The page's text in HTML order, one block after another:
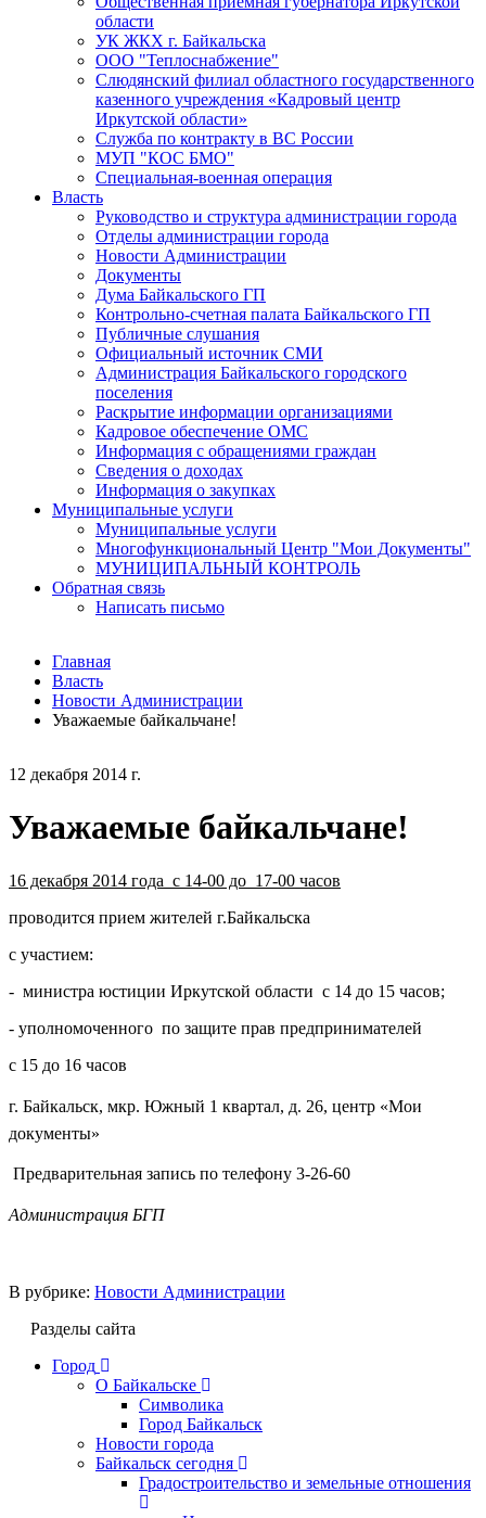
12 декабря 2014 г.
Уважаемые байкальчане!
16 декабря 2014 года с 14-00 до 17-00 часов
проводится прием жителей г.Байкальска
с участием:
- министра юстиции Иркутской области с 14 до 15 часов;
- уполномоченного по защите прав предпринимателей
с 15 до 16 часов
г. Байкальск, мкр. Южный 1 квартал, д. 26, центр «Мои
документы»
Предварительная запись по телефону 3-26-60
Администрация БГП
В рубрике: Новости Администрации
Разделы сайта
Город
О Байкальске
Символика
Город Байкальск
Новости города
Байкальск сегодня
Градостроительство и земельные отношения
области
УК ЖКХ г. Байкальска
ООО "Теплоснабжение"
Слюдянский филиал областного государственного
казенного учреждения «Кадровый центр
Иркутской области»
Служба по контракту в ВС России
МУП "КОС БМО"
Специальная-военная операция
Власть
Руководство и структура администрации города
Отделы администрации города
Новости Администрации
Документы
Дума Байкальского ГП
Контрольно-счетная палата Байкальского ГП
Публичные слушания
Официальный источник СМИ
Администрация Байкальского городского
поселения
Раскрытие информации организациями
Кадровое обеспечение ОМС
Информация с обращениями граждан
Сведения о доходах
Информация о закупках
Муниципальные услуги
Муниципальные услуги
Многофункциональный Центр "Мои Документы"
МУНИЦИПАЛЬНЫЙ КОНТРОЛЬ
Обратная связь
Написать письмо
Главная
Власть
Новости Администрации
Уважаемые байкальчане!